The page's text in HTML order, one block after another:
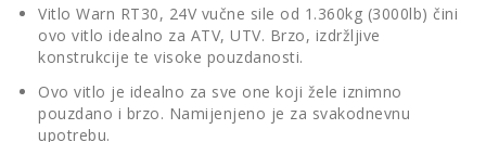
Vitlo Warn RT30, 24V vučne sile od 1.360kg (3000lb) čini
ovo vitlo idealno za ATV, UTV. Brzo, izdržljive
konstrukcije te visoke pouzdanosti.
Ovo vitlo je idealno za sve one koji žele iznimno
pouzdano i brzo. Namijenjeno je za svakodnevnu
upotrebu.